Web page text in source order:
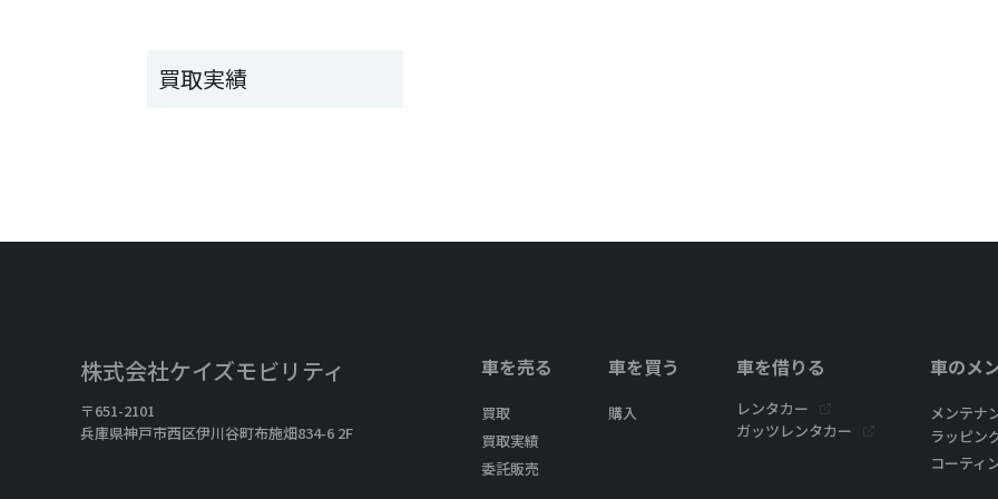
買取実績
株式会社ケイズモビリティ
〒651-2101
兵庫県神戸市西区伊川谷町布施畑834-6 2F
車を売る
買取
買取実績
委託販売
車を買う
購入
車を借りる
レンタカー
ガッツレンタカー
車のメ
メンテナ
ラッピン
コーティ